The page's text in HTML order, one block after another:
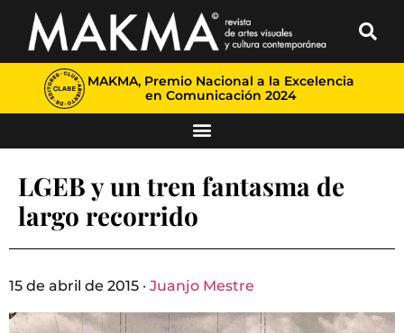
MAKMA, Premio Nacional a la Excelencia
en Comunicación 2024
LGEB y un tren fantasma de
largo recorrido
15 de abril de 2015 · Juanjo Mestre